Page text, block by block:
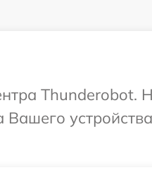
Thunderobot.
устройства